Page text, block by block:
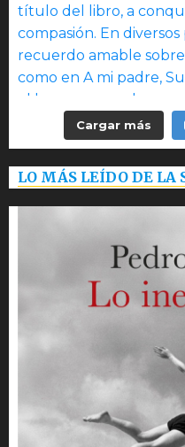
Cargar más
LO MÁS LEÍDO DE LA